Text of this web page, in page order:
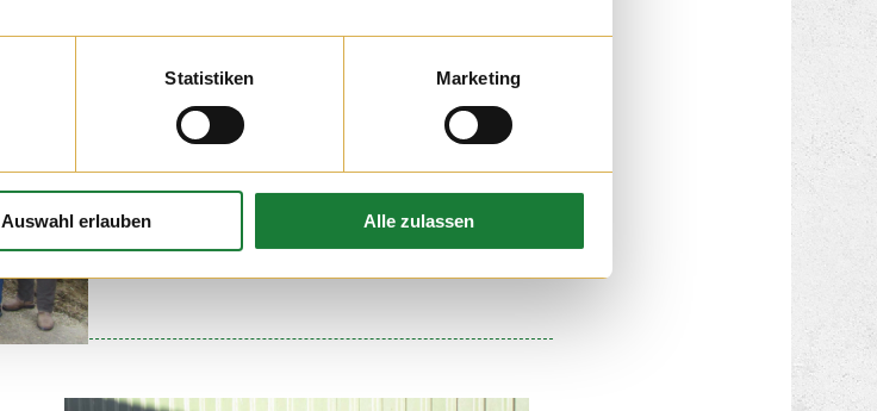
Statistiken Marketing
Auswahl erlauben Alle zulassen
Rinderhalter aus Thüringen waren heute zu Gast auf
dem Hof der Familie Hatke. Im Rahmen einer
auch Halt gemacht bei der Transparenten
Landwirtschaft.